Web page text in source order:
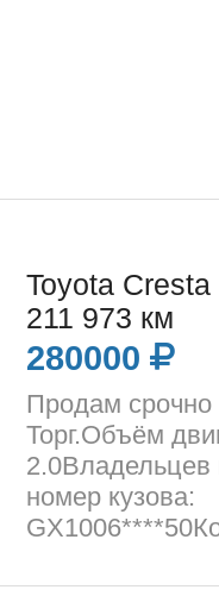
Toyota Cresta
211 973 км
280000
Продам срочно
Торг.Объём
номер кузова: